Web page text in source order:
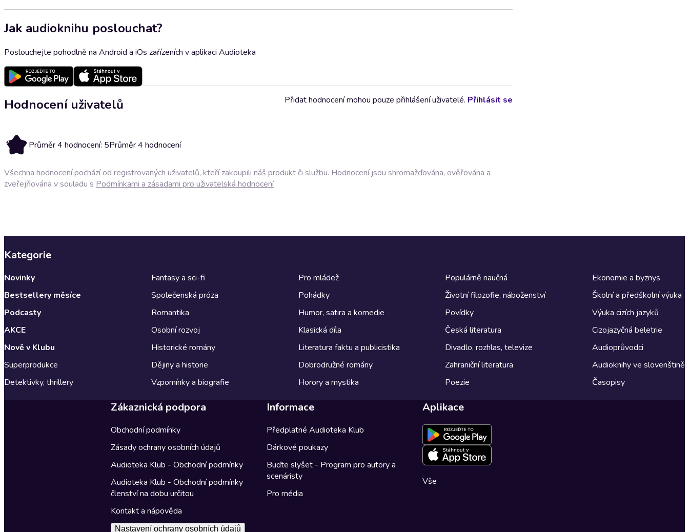
Jak audioknihu poslouchat?
Poslouchejte pohodlně na Android a iOs zařízeních v aplikaci Audioteka
Hodnocení uživatelů
5 Průměr 4 hodnocení: 5Průměr 4 hodnocení
Přidat hodnocení mohou pouze přihlášení uživatelé. Přihlásit se
Všechna hodnocení pochází od registrovaných uživatelů, kteří zakoupili náš produkt či službu. Hodnocení jsou shromažďována, ověřována a
zveřejňována v souladu s Podmínkami a zásadami pro uživatelská hodnocení
Kategorie
Novinky
Bestsellery měsíce
Podcasty
AKCE
Nově v Klubu
Superprodukce
Detektivky, thrillery
Fantasy a sci-fi
Společenská próza
Romantika
Osobní rozvoj
Historické romány
Dějiny a historie
Vzpomínky a biografie
Pro mládež
Pohádky
Humor, satira a komedie
Klasická díla
Literatura faktu a publicistika
Dobrodružné romány
Horory a mystika
Populárně naučná
Životní filozofie, náboženství
Povídky
Česká literatura
Divadlo, rozhlas, televize
Zahraniční literatura
Poezie
Ekonomie a byznys
Školní a předškolní výuka
Výuka cizích jazyků
Cizojazyčná beletrie
Audioprůvodci
Audioknihy ve slovenštině
Časopisy
Zákaznická podpora
Obchodní podmínky
Zásady ochrany osobních údajů
Audioteka Klub - Obchodní podmínky
Audioteka Klub - Obchodní podmínky
členství na dobu určitou
Kontakt a nápověda
Nastavení ochrany osobních údajů
Informace
Předplatné Audioteka Klub
Dárkové poukazy
Buďte slyšet - Program pro autory a
scenáristy
Pro média
Aplikace
Vše